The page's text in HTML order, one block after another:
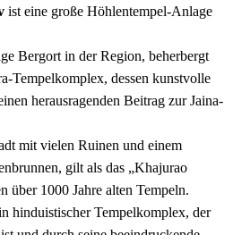
ist eine große Höhlentempel-Anlage
Bergort in der Region, beherbergt
Tempelkomplex, dessen kunstvolle
herausragenden Beitrag zur Jaina-
mit vielen Ruinen und einem
gilt als das „Khajurao
über 1000 Jahre alten Tempeln.
hinduistischer Tempelkomplex, der